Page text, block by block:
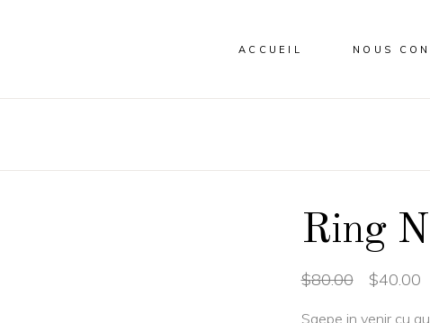
ACCUEIL NOUS
Ring
$80.00 $40.00
Saepe in venir cu